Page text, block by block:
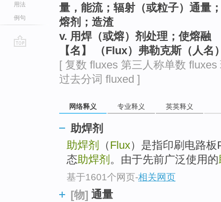
用法
例句
量，能流；辐射（或粒子）通量
熔剂；造渣
v. 用焊（或熔）剂处理；使熔融
【名】 （Flux）弗勒克斯（人名
[ 复数 fluxes 第三人称单数
过去分词 fluxed ]
网络释义 专业释义 英英释义
助焊剂
助焊剂
（Flux）是指印刷电路
态助焊剂 。由于先前广泛使用的
基于1601个网页-相关网页
[物] 通量